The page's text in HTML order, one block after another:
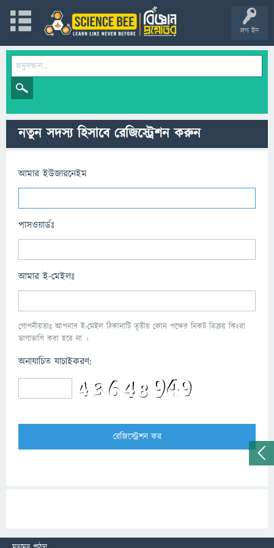
লগ ইন
নতুন সদস্য হিসাবে রেজিস্ট্রেশন করুন
আমার ইউজারনেইম
পাসওয়ার্ডঃ
আমার ই-মেইলঃ
গোপনীয়তাঃ আপনার ই-মেইল ঠিকানাটি তৃতীয় কোন পক্ষের নিকট বিক্রয় কিংবা
ভাগাভাগি করা হবে না ।
অনাযাচিত যাচাইকরণ: